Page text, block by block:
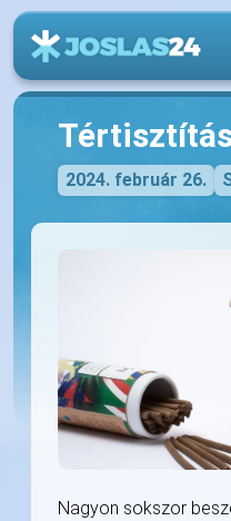
2024. február 26.
Nagyon sokszor